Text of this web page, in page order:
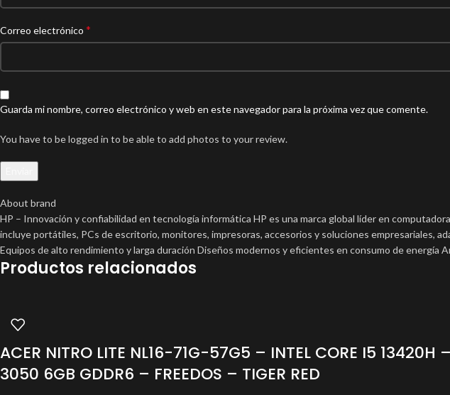
Correo electrónico *
Guarda mi nombre, correo electrónico y web en este navegador para la próxima vez que comente.
You have to be logged in to be able to add photos to your review.
About brand
HP – Innovación y confiabilidad en tecnología informática HP es una marca global líder en
incluye portátiles, PCs de escritorio, monitores, impresoras, accesorios y soluciones empresariales,
Equipos de alto rendimiento y larga duración Diseños modernos y eficientes en consumo de
Productos relacionados
ACER NITRO LITE NL16-71G-57G5 – INTEL CORE I5 13420H
3050 6GB GDDR6 – FREEDOS – TIGER RED